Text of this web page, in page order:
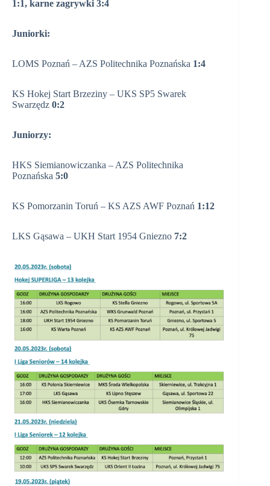
1:1, karne zagrywki 3:4
Juniorki:
LOMS Poznań – AZS Politechnika Poznańska 1:4
KS Hokej Start Brzeziny – UKS SP5 Swarek
Swarzędz 0:2
Juniorzy:
HKS Siemianowiczanka – AZS Politechnika
Poznańska 5:0
KS Pomorzanin Toruń – KS AZS AWF Poznań 1:12
LKS Gąsawa – UKH Start 1954 Gniezno 7:2